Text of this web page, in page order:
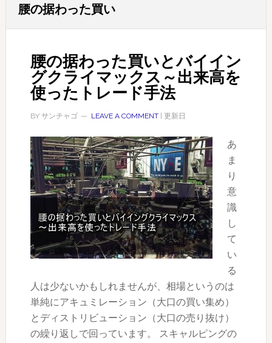
腰の据わった買い
腰の据わった買いとバイイン
グクライマックス～出来高を
使ったトレード手法
BY サンチャゴ LEAVE A COMMENT| 更新日
あ
ま
り
意
識
し
て
い
る
人は少ないかもしれませんが、相場というのは
単純にアキュミレーション（大口の買い集め）
とディストリビューション（大口の売り抜け）
の繰り返しで回っています。 スキャルピングの